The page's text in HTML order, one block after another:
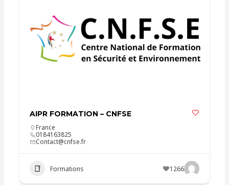
AIPR FORMATION – CNFSE
France
0184163825
Contact@cnfse.fr
Formations 1266